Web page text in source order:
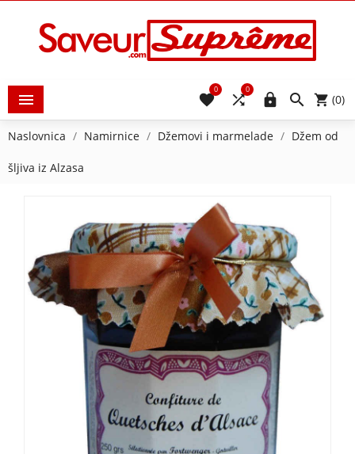
  (0)


0

0
Naslovnica Namirnice Džemovi i marmelade Džem od
šljiva iz Alzasa